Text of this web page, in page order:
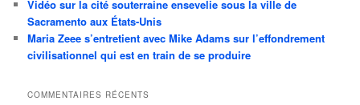
Vidéo sur la cité souterraine ensevelie sous la ville de
Sacramento aux États-Unis
Maria Zeee s’entretient avec Mike Adams sur l’effondrement
civilisationnel qui est en train de se produire
COMMENTAIRES RÉCENTS